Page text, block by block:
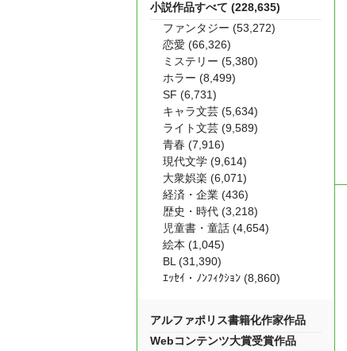
小説作品すべて (228,635)
ファンタジー (53,272)
恋愛 (66,326)
ミステリー (5,380)
ホラー (8,499)
SF (6,731)
キャラ文芸 (5,634)
ライト文芸 (9,589)
青春 (7,916)
現代文学 (9,614)
大衆娯楽 (6,071)
経済・企業 (436)
歴史・時代 (3,218)
児童書・童話 (4,654)
絵本 (1,045)
BL (31,390)
ｴｯｾｲ・ﾉﾝﾌｨｸｼｮﾝ (8,860)
アルファポリス書籍化作家作品
Webコンテンツ大賞受賞作品